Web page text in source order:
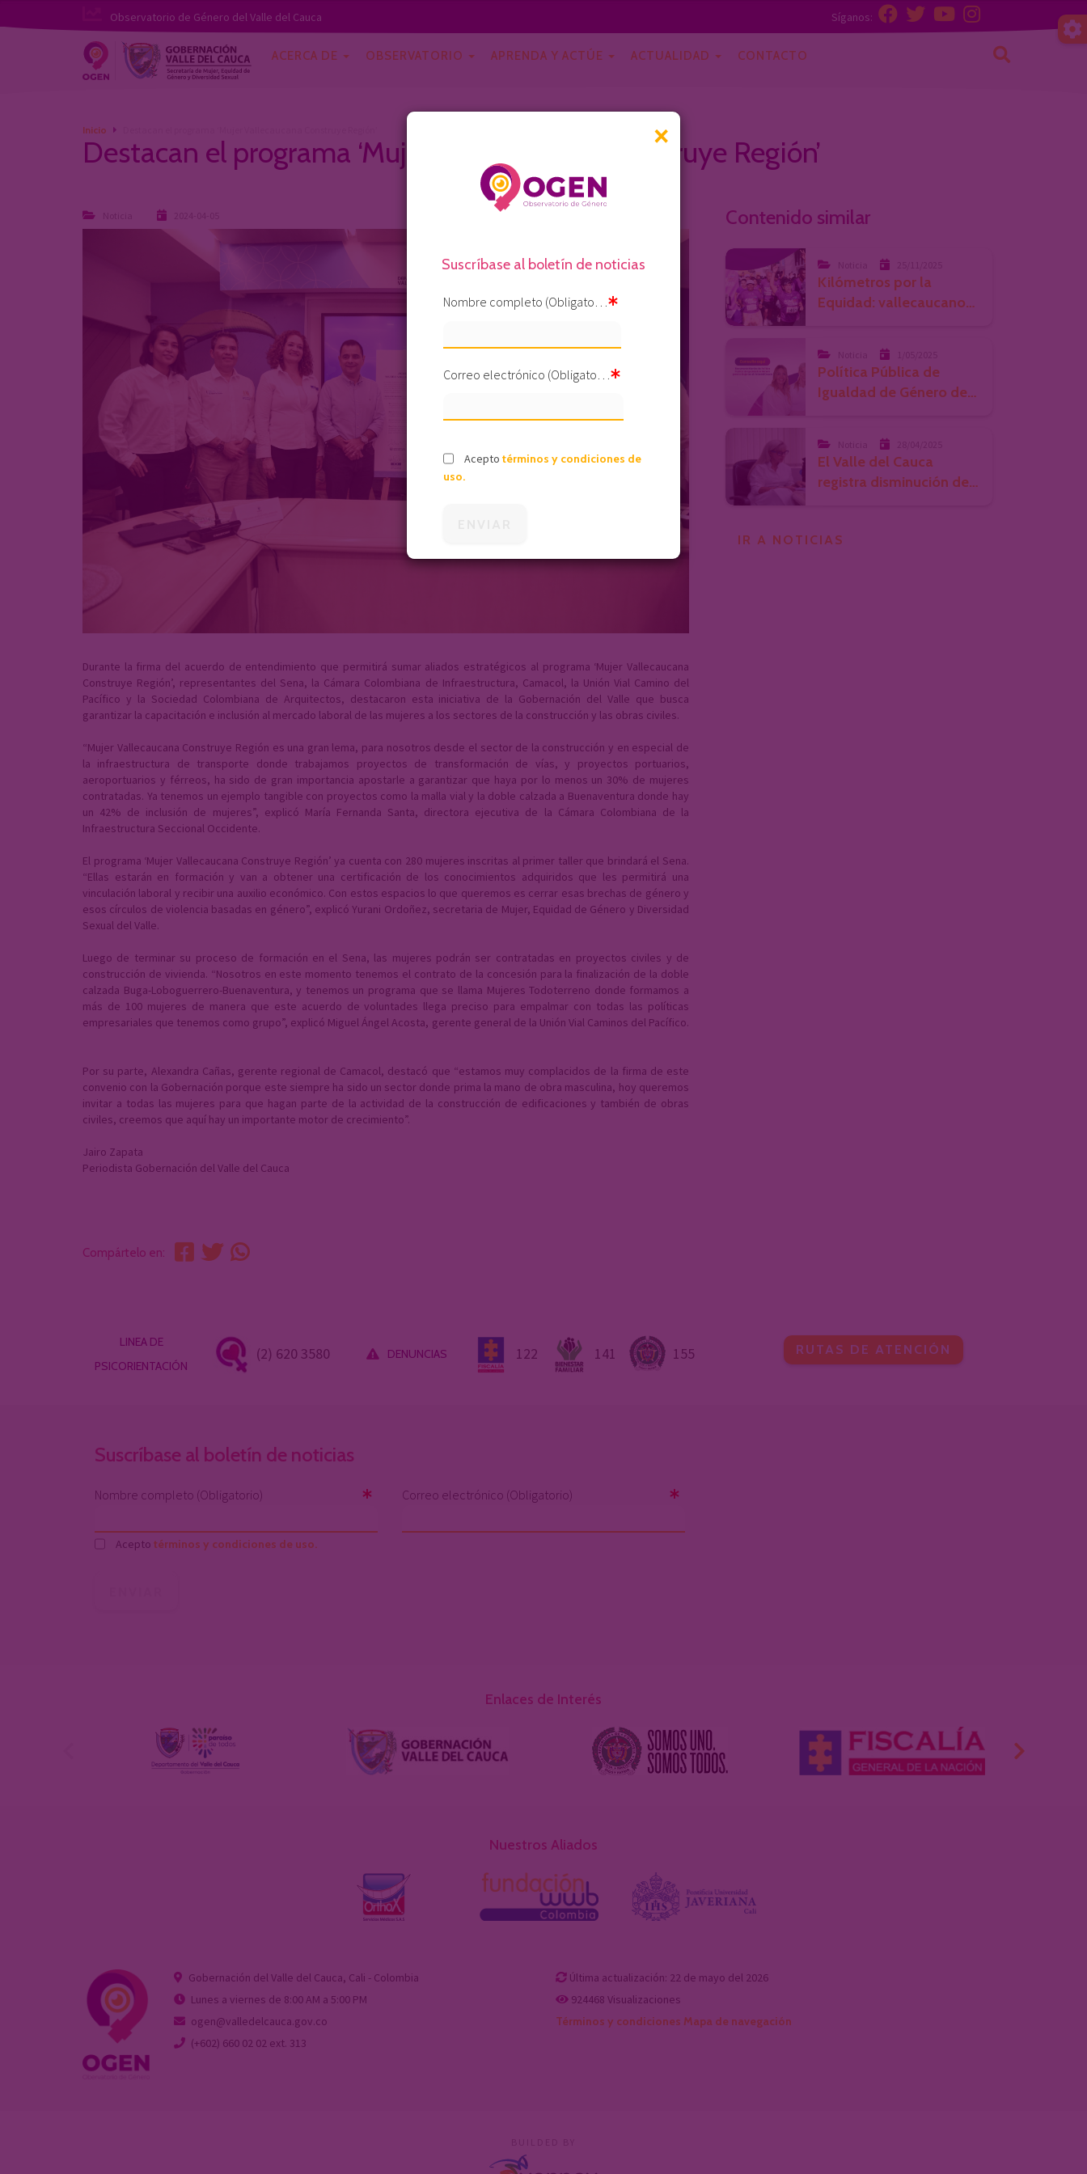
Observatorio de Género del Valle del Cauca
ACERCA DE OBSERVATORIO APRENDA Y ACTÚE ACTUALIDAD CONTACTO
×
Suscríbase al boletín de noticias
Nombre completo (Obligatorio)
Acepto términos y condiciones de
uso.
Inicio
Destacan el programa ‘Mujer Vallecaucana Construye Región’
Durante la firma del acuerdo de entendimiento que permitirá sumar aliados estratégicos al programa ‘Mujer Vallecaucana
Construye Región’, representantes del Sena, la Cámara Colombiana de Infraestructura, Camacol, la Unión Vial Camino del
Pacífico y la Sociedad Colombiana de Arquitectos, destacaron esta iniciativa de la Gobernación del Valle que busca
garantizar la capacitación e inclusión al mercado laboral de las mujeres a los sectores de la construcción y las obras civiles.
“Mujer Vallecaucana Construye Región es una gran lema, para nosotros desde el sector de la construcción y en especial de
la infraestructura de transporte donde trabajamos proyectos de transformación de vías, y proyectos portuarios,
aeroportuarios y férreos, ha sido de gran importancia apostarle a garantizar que haya por lo menos un 30% de mujeres
contratadas. Ya tenemos un ejemplo tangible con proyectos como la malla vial y la doble calzada a Buenaventura donde hay
un 42% de inclusión de mujeres”, explicó María Fernanda Santa, directora ejecutiva de la Cámara Colombiana de la
Infraestructura Seccional Occidente.
El programa ‘Mujer Vallecaucana Construye Región’ ya cuenta con 280 mujeres inscritas al primer taller que brindará el Sena.
“Ellas estarán en formación y van a obtener una certificación de los conocimientos adquiridos que les permitirá una
vinculación laboral y recibir una auxilio económico. Con estos espacios lo que queremos es cerrar esas brechas de género y
esos círculos de violencia basadas en género”, explicó Yurani Ordoñez, secretaria de Mujer, Equidad de Género y Diversidad
Sexual del Valle.
Luego de terminar su proceso de formación en el Sena, las mujeres podrán ser contratadas en proyectos civiles y de
construcción de vivienda. “Nosotros en este momento tenemos el contrato de la concesión para la finalización de la doble
calzada Buga-Loboguerrero-Buenaventura, y tenemos un programa que se llama Mujeres Todoterreno donde formamos a
más de 100 mujeres de manera que este acuerdo de voluntades llega preciso para empalmar con todas las políticas
empresariales que tenemos como grupo”, explicó Miguel Ángel Acosta, gerente general de la Unión Vial Caminos del Pacífico.
Por su parte, Alexandra Cañas, gerente regional de Camacol, destacó que “estamos muy complacidos de la firma de este
convenio con la Gobernación porque este siempre ha sido un sector donde prima la mano de obra masculina, hoy queremos
invitar a todas las mujeres para que hagan parte de la actividad de la construcción de edificaciones y también de obras
civiles, creemos que aquí hay un importante motor de crecimiento”.
Jairo Zapata
Periodista Gobernación del Valle del Cauca
Contenido similar
Kilómetros por la
Equidad: vallecaucanos
violencia de género
Política Pública de
Igualdad de Género del
El Valle del Cauca
registra disminución del
IR A NOTICIAS
Compártelo en:
LINEA DE
PSICORIENTACIÓN
(2) 620 3580 DENUNCIAS 122 141 155 RUTAS DE ATENCIÓN
Suscríbase al boletín de noticias
Nombre completo (Obligatorio) Correo electrónico (Obligatorio)
Acepto términos y condiciones de uso.
Enlaces de Interés
Nuestros Aliados
Gobernación del Valle del Cauca, Cali - Colombia
Lunes a viernes de 8:00 AM a 5:00 PM
ogen@valledelcauca.gov.co
(+602) 660 02 02 ext. 313
Última actualización: 22 de mayo del 2026
924468 Visualizaciones
Términos y condiciones Mapa de navegación